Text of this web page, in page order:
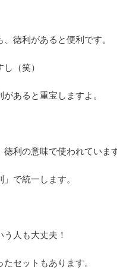
徳利があると便利です。
（笑）
あると重宝しますよ。
利の意味で使われています
で統一します。
人も大丈夫！
セットもあります。